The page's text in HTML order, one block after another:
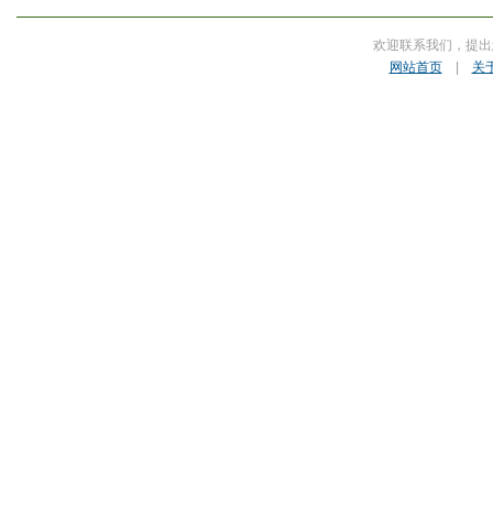
欢迎联系我们，提
网站首页| 关